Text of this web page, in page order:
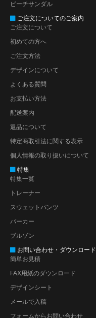
ビーチサンダル
ご注文についてのご案内
ご注文について
初めての方へ
ご注文方法
デザインについて
よくある質問
お支払い方法
配送案内
返品について
特定商取引法に関する表示
個人情報の取り扱いについて
特集
特集一覧
トレーナー
スウェットパンツ
パーカー
ブルゾン
お問い合わせ・ダウンロード
簡単お見積
FAX用紙のダウンロード
デザインシート
メールで入稿
フォームからお問い合わせ